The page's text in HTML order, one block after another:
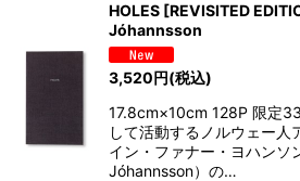
HOLES [REVISITED
Jóhannsson
3,520円(税込)
17.8cm×10cm 128P 限定
して活動するノルウェー人
イン・ファナー・ヨハンソ
Jóhannsson）の…